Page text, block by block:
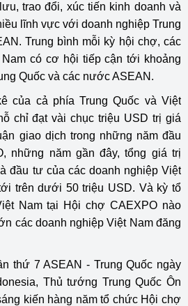
trao đổi, xúc tiến kinh doanh và
lĩnh vực với doanh nghiệp Trung
Trung bình mỗi kỳ hội chợ, các
có cơ hội tiếp cận tới khoảng
Quốc và các nước ASEAN.
của cả phía Trung Quốc và Việt
chỉ đạt vài chục triệu USD trị giá
giao dịch trong những năm đầu
những năm gần đây, tổng giá trị
đầu tư của các doanh nghiệp Việt
trên dưới 50 triệu USD. Và kỳ tổ
Nam tại Hội chợ CAEXPO nào
các doanh nghiệp Việt Nam đăng
thứ 7 ASEAN - Trung Quốc ngày
Thủ tướng Trung Quốc Ôn
kiến hàng năm tổ chức Hội chợ